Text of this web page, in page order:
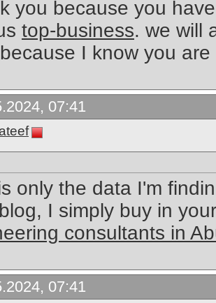
you because you
top-business. we will
I know you
07:41
only the data I'm
I simply buy in
consultants in
07:41